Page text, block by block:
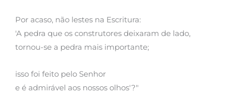
Por acaso, não lestes na Escritura:
'A pedra que os construtores deixaram de lado,
tornou-se a pedra mais importante;
isso foi feito pelo Senhor
e é admirável aos nossos olhos'?"